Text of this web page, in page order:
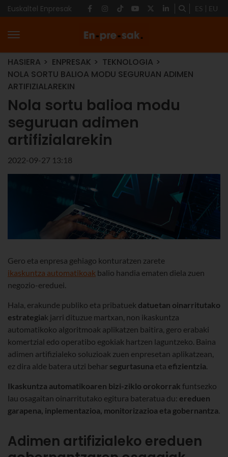
Euskaltel Enpresak ES EU
HASIERA ENPRESAK
TEKNOLOGIA
NOLA SORTU BALIOA MODU SEGURUAN ADIMEN
ARTIFIZIALAREKIN
Nola sortu balioa modu
seguruan adimen
artifizialarekin
2022-09-27 13:18
Gero eta enpresa gehiago konturatzen zarete
ikaskuntza automatikoak balio handia ematen diela zuen
negozio-ereduei.
Hala, erakunde publiko eta pribatuek datuetan oinarritutako
estrategiak jarri dituzue martxan, non ikaskuntza
automatikoko algoritmoak aplikatzen baitira, gero erabaki
komertzial edo operatibo egokiak hartzen laguntzeko. Baina
adimen artifizialeko soluzioak zuen enpresetan aplikatzean,
ez dira alde batera utzi behar segurtasuna eta efizientzia.
Ikaskuntza automatikoaren bizi-ziklo orokorrak funtsezko
lau osagaitan oinarritutako egitura bateratua du: ereduen
garapena, inplementazioa, monitorizazioa eta gobernantza.
Adimen artifizialeko ereduen